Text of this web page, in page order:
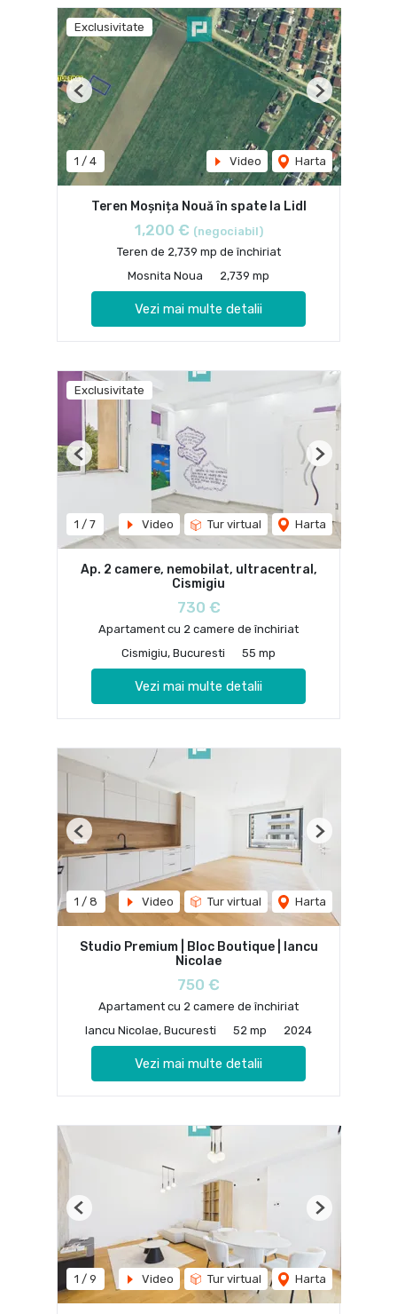
Exclusivitate
1 / 4 Video Harta
Previous Next
Teren Moșnița Nouă în spate la Lidl
1,200 € (negociabil)
Teren de 2,739 mp de închiriat
Mosnita Noua
2,739 mp
Vezi mai multe detalii
Exclusivitate
1 / 7 Video Tur virtual Harta
Previous Next
Ap. 2 camere, nemobilat, ultracentral,
Cismigiu
730 €
Apartament cu 2 camere de închiriat
Cismigiu, Bucuresti
55 mp
Vezi mai multe detalii
1 / 8 Video Tur virtual Harta
Previous Next
Studio Premium | Bloc Boutique | Iancu
Nicolae
750 €
Apartament cu 2 camere de închiriat
Iancu Nicolae, Bucuresti
52 mp 2024
Vezi mai multe detalii
1 / 9 Video Tur virtual Harta
Previous Next